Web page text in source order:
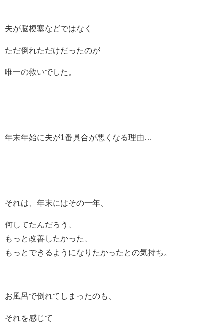
夫が脳梗塞などではなく
ただ倒れただけだったのが
唯一の救いでした。
年末年始に夫が1番具合が悪くなる理由…
それは、年末にはその一年、
何してたんだろう、
もっと改善したかった、
もっとできるようになりたかったとの気持ち。
お風呂で倒れてしまったのも、
それを感じて